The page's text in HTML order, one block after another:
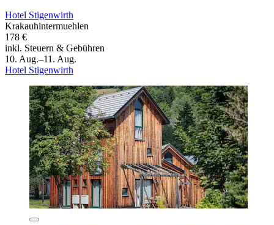
Hotel Stigenwirth
Krakauhintermuehlen
178 €
inkl. Steuern & Gebühren
10. Aug.–11. Aug.
Hotel Stigenwirth